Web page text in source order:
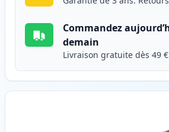
Commandez
demain
Livraison gratuite dès 49 €